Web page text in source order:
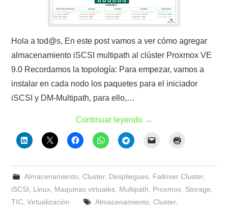
Hola a tod@s, En este post vamos a ver cómo agregar
almacenamiento iSCSI multipath al clúster Proxmox VE
9.0 Recordamos la topología: Para empezar, vamos a
instalar en cada nodo los paquetes para el iniciador
iSCSI y DM-Multipath, para ello,…
Continuar leyendo →
Almacenamiento Cluster, Despliegues, Failover Cluster,
iSCSI
Linux Maquinas virtuales Multipath Proxmox Storage
TIC ,Virtualización Almacenamiento Cluster,